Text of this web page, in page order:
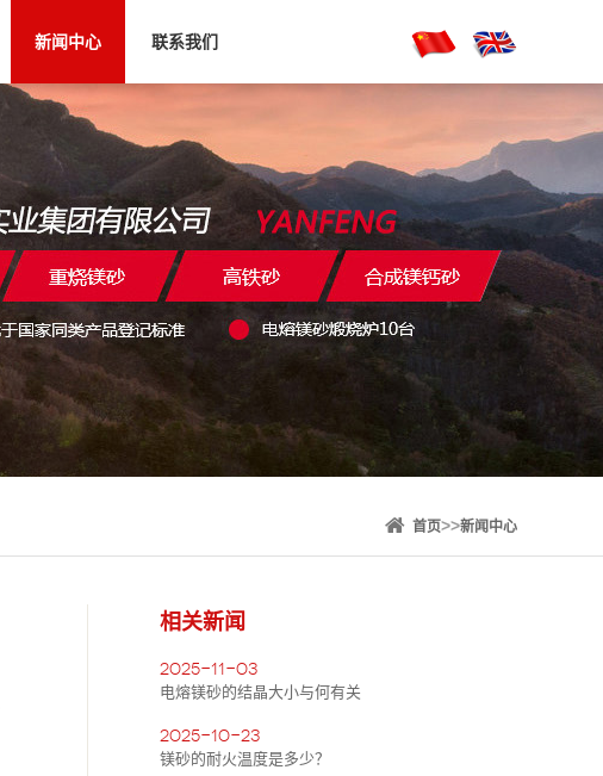
新闻中心 联系我们
首页>>新闻中心
相关新闻
2025-11-03
电熔镁砂的结晶大小与何有关
2025-10-23
镁砂的耐火温度是多少？